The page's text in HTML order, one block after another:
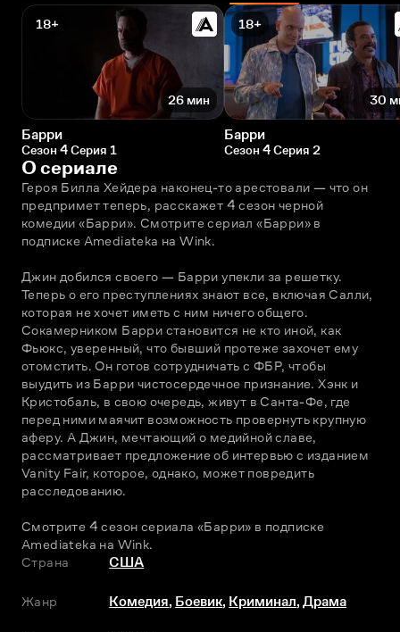
18+
26 мин
Барри
Сезон 4 Серия 1
18+
30
Барри
Сезон 4 Серия 2
О сериале
Героя Билла Хейдера наконец-то арестовали — что он
предпримет теперь, расскажет 4 сезон черной
комедии «Барри». Смотрите сериал «Барри» в
подписке Amediateka на Wink.
Джин добился своего — Барри упекли за решетку.
Теперь о его преступлениях знают все, включая Салли,
которая не хочет иметь с ним ничего общего.
Сокамерником Барри становится не кто иной, как
Фьюкс, уверенный, что бывший протеже захочет ему
отомстить. Он готов сотрудничать с ФБР, чтобы
выудить из Барри чистосердечное признание. Хэнк и
Кристобаль, в свою очередь, живут в Санта-Фе, где
перед ними маячит возможность провернуть крупную
аферу. А Джин, мечтающий о медийной славе,
рассматривает предложение об интервью с изданием
Vanity Fair, которое, однако, может повредить
расследованию.
Смотрите 4 сезон сериала «Барри» в подписке
Amediateka на Wink.
Страна
США
Жанр Комедия, Боевик, Криминал,Драма